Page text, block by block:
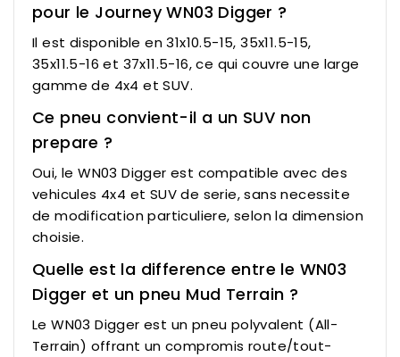
pour le Journey WN03 Digger ?
Il est disponible en 31x10.5-15, 35x11.5-15,
35x11.5-16 et 37x11.5-16, ce qui couvre une large
gamme de 4x4 et SUV.
Ce pneu convient-il a un SUV non
prepare ?
Oui, le WN03 Digger est compatible avec des
vehicules 4x4 et SUV de serie, sans necessite
de modification particuliere, selon la dimension
choisie.
Quelle est la difference entre le WN03
Digger et un pneu Mud Terrain ?
Le WN03 Digger est un pneu polyvalent (All-
Terrain) offrant un compromis route/tout-